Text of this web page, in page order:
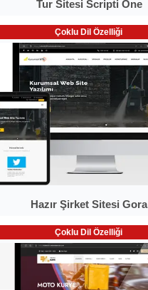
Tur Sitesi Scripti One
Çoklu Dil Özelliği
Hazır Şirket Sitesi Gora
Çoklu Dil Özelliği